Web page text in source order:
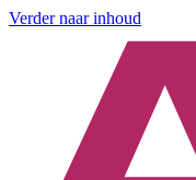
Verder naar inhoud